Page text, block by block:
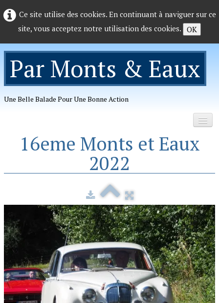
Ce site utilise des cookies. En continuant à naviguer sur ce
site, vous acceptez notre utilisation des cookies. OK
Par Monts & Eaux
Une Belle Balade Pour Une Bonne Action
Accueil
Telechargements
16eme Monts et Eaux
2022